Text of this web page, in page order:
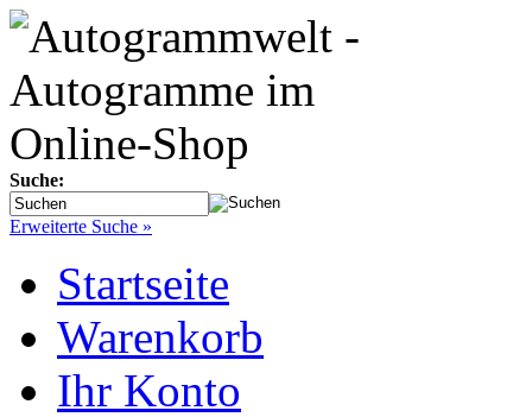
Suche:
Erweiterte Suche »
Startseite
Warenkorb
Ihr Konto